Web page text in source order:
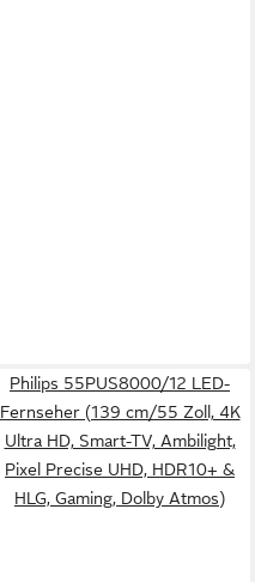
Philips 55PUS8000/12 LED-
Fernseher (139 cm/55 Zoll, 4K
Ultra HD, Smart-TV, Ambilight,
Pixel Precise UHD, HDR10+ &
HLG, Gaming, Dolby Atmos)